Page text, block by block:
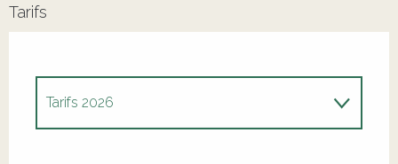
Tarifs
Tarifs 2026